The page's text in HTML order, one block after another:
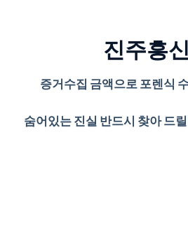
진주흥
증거수집 금액으로 포렌식
숨어있는 진실 반드시 찾아 드